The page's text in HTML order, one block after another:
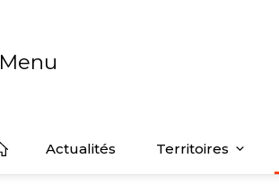
Menu
Actualités Territoires